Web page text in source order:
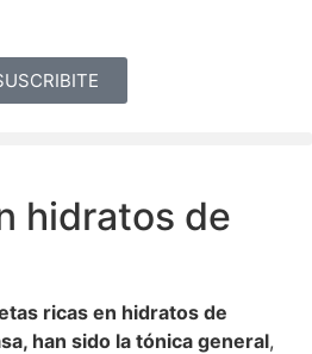
hidratos de
ricas en hidratos de
han sido la tónica general,